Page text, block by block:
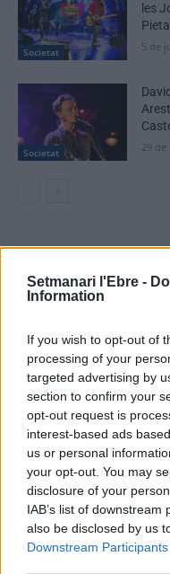
Setmanari l'Ebre -
Information
If you wish to opt-out of
processing of your
targeted advertising by
section to confirm your
opt-out request is
interest-based ads
us or personal
your opt-out. You may
disclosure of your
IAB’s list of
also be disclosed by us
Downstream Participants
Societat
les
5 de
Societat 29 de
DEIXA UNA
Comentari: